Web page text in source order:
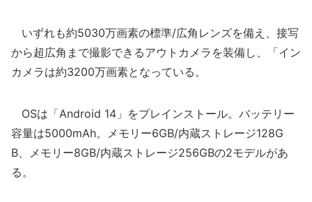
いずれも約5030万画素の標準/広角レンズを備え、接写
から超広角まで撮影できるアウトカメラを装備し、「イン
カメラは約3200万画素となっている。
OSは「Android 14」をプレインストール。バッテリー
容量は5000mAh。メモリー6GB/内蔵ストレージ128G
B、メモリー8GB/内蔵ストレージ256GBの2モデルがあ
る。